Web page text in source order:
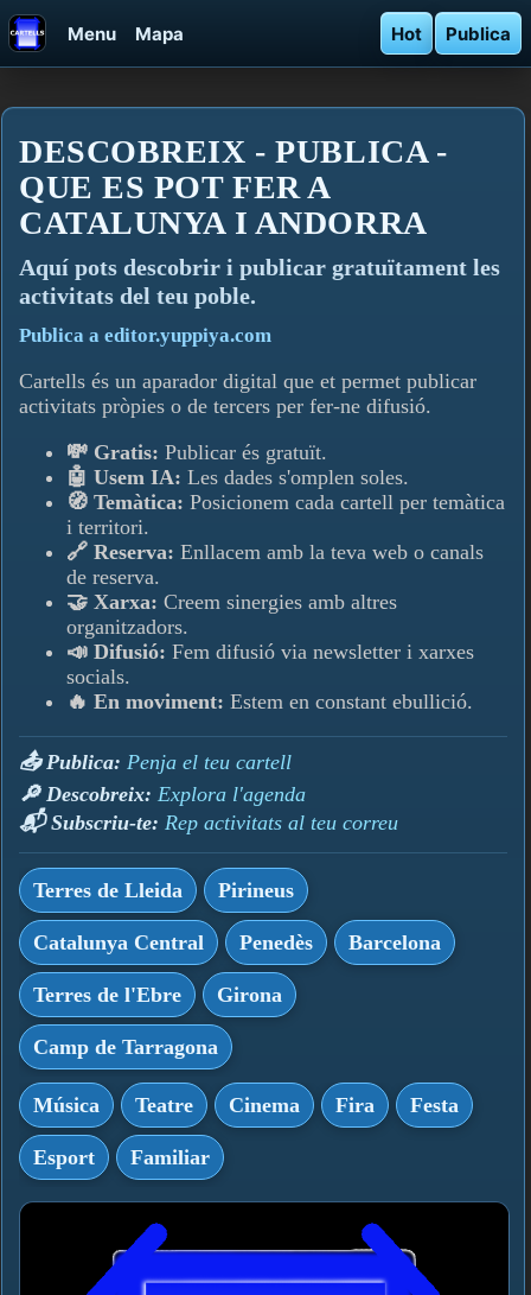
Menu Mapa Hot Publica
DESCOBREIX - PUBLICA -
QUE ES POT FER A
CATALUNYA I ANDORRA
Aquí­ pots descobrir i publicar gratuïtament les
activitats del teu poble.
Publica a editor.yuppiya.com
Cartells és un aparador digital que et permet publicar
activitats pròpies o de tercers per fer-ne difusió.
💸 Gratis: Publicar és gratuït.
🤖 Usem IA: Les dades s'omplen soles.
🧭 Temàtica: Posicionem cada cartell per temàtica
i territori.
🔗 Reserva: Enllacem amb la teva web o canals
de reserva.
🤝 Xarxa: Creem sinergies amb altres
organitzadors.
📣 Difusió: Fem difusió via newsletter i xarxes
socials.
🔥 En moviment: Estem en constant ebullició.
📤 Publica: Penja el teu cartell
🔎 Descobreix: Explora l'agenda
📬 Subscriu-te: Rep activitats al teu correu
Terres de Lleida Pirineus
Catalunya Central Penedès Barcelona
Terres de l'Ebre Girona
Camp de Tarragona
Música Teatre Cinema Fira Festa
Esport Familiar